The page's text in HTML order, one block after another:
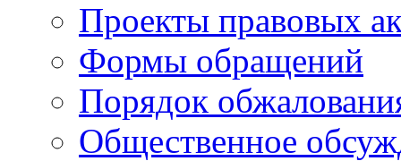
Проекты правовых
Формы обращений
Порядок
Общественное